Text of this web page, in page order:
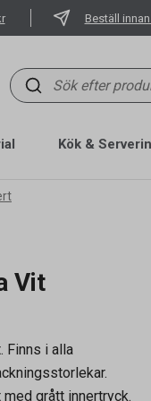
Beställ
Kök &
Vit
Finns i alla
grått innertryck.
BUN833205